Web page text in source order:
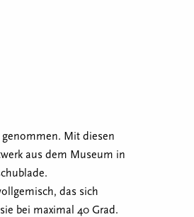
Mit diesen
aus dem Museum in
das sich
bei maximal 40 Grad.